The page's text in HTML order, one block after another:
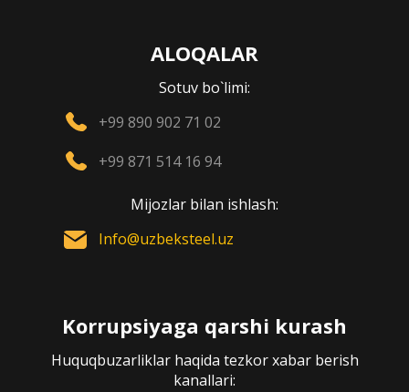
ALOQALAR
Sotuv bo`limi:
+99 890 902 71 02
+99 871 514 16 94
Mijozlar bilan ishlash:
Info@uzbeksteel.uz
Korrupsiyaga qarshi kurash
Huquqbuzarliklar haqida tezkor xabar berish
kanallari: